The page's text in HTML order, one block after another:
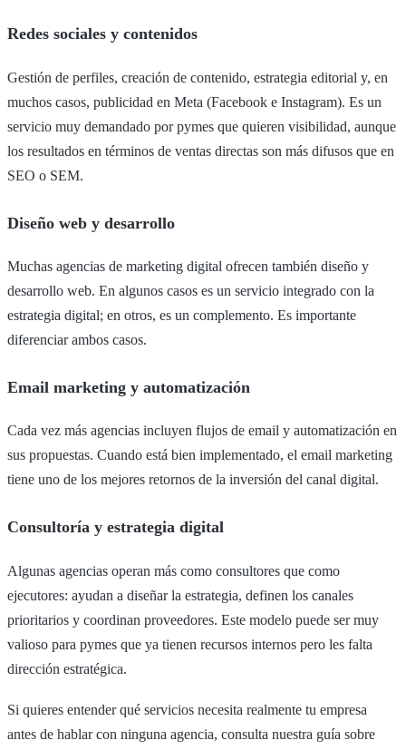
Redes sociales y contenidos
Gestión de perfiles, creación de contenido, estrategia editorial y, en
muchos casos, publicidad en Meta (Facebook e Instagram). Es un
servicio muy demandado por pymes que quieren visibilidad, aunque
los resultados en términos de ventas directas son más difusos que en
SEO o SEM.
Diseño web y desarrollo
Muchas agencias de marketing digital ofrecen también diseño y
desarrollo web. En algunos casos es un servicio integrado con la
estrategia digital; en otros, es un complemento. Es importante
diferenciar ambos casos.
Email marketing y automatización
Cada vez más agencias incluyen flujos de email y automatización en
sus propuestas. Cuando está bien implementado, el email marketing
tiene uno de los mejores retornos de la inversión del canal digital.
Consultoría y estrategia digital
Algunas agencias operan más como consultores que como
ejecutores: ayudan a diseñar la estrategia, definen los canales
prioritarios y coordinan proveedores. Este modelo puede ser muy
valioso para pymes que ya tienen recursos internos pero les falta
dirección estratégica.
Si quieres entender qué servicios necesita realmente tu empresa
antes de hablar con ninguna agencia, consulta nuestra guía sobre